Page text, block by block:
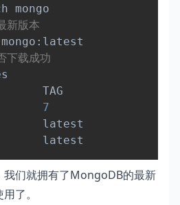
新版本
下载成功
TAG
7
latest
latest
我们就拥有了MongoDB的最新
了。